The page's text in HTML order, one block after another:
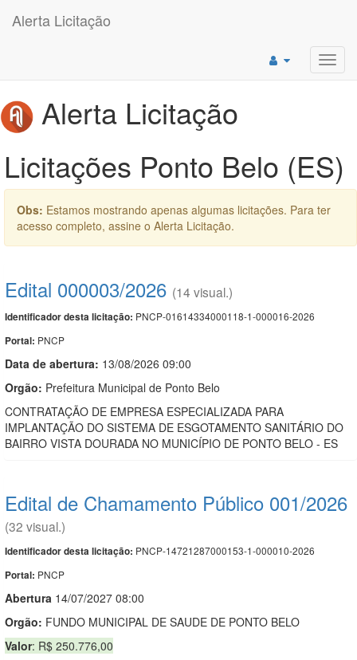
Alerta Licitação
Alerta Licitação
Licitações Ponto Belo (ES)
Obs: Estamos mostrando apenas algumas licitações. Para ter
acesso completo, assine o Alerta Licitação.
Edital 000003/2026 (14 visual.)
Identificador desta licitação: PNCP-01614334000118-1-000016-2026
Portal: PNCP
Data de abertura: 13/08/2026 09:00
Orgão: Prefeitura Municipal de Ponto Belo
CONTRATAÇÃO DE EMPRESA ESPECIALIZADA PARA
IMPLANTAÇÃO DO SISTEMA DE ESGOTAMENTO SANITÁRIO DO
BAIRRO VISTA DOURADA NO MUNICÍPIO DE PONTO BELO - ES
Edital de Chamamento Público 001/2026
(32 visual.)
Identificador desta licitação: PNCP-14721287000153-1-000010-2026
Portal: PNCP
Abertura 14/07/2027 08:00
Orgão: FUNDO MUNICIPAL DE SAUDE DE PONTO BELO
Valor: R$ 250.776,00